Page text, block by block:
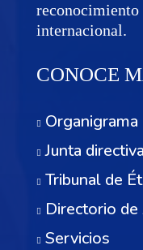
internacional.
CONOCE
Organigrama
Junta directiva
Tribunal de
Directorio
Servicios